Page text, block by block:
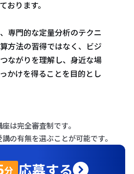
おります。
専門的な定量分析のテクニ
方法の習得ではなく、ビジ
ながりを理解し、身近な場
かけを得ることを目的とし
座は完全審査制です。
の有無を選ぶことが可能です。
分 応募する